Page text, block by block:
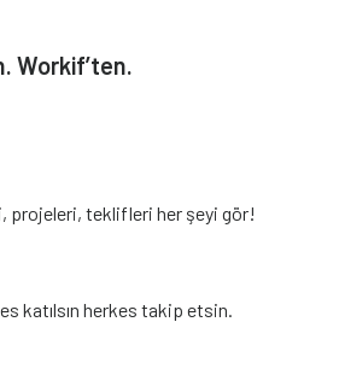
Workif’ten.
projeleri, teklifleri her şeyi gör!
katılsın herkes takip etsin.